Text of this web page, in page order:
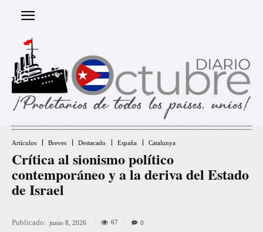
Artículos Breves Destacado España Catalunya
Crítica al sionismo político
contemporáneo y a la deriva del Estado
de Israel
Publicado: junio 8, 2026 67 0